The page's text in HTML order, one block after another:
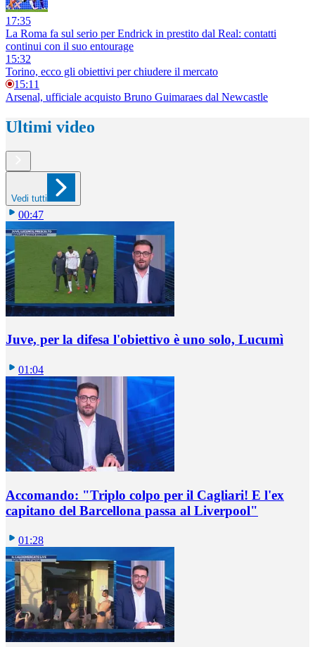
17:35
La Roma fa sul serio per Endrick in prestito dal Real: contatti
continui con il suo entourage
15:32
Torino, ecco gli obiettivi per chiudere il mercato
15:11
Arsenal, ufficiale acquisto Bruno Guimaraes dal Newcastle
Ultimi video
Vedi tutti
00:47
Juve, per la difesa l'obiettivo è uno solo, Lucumì
01:04
Accomando: "Triplo colpo per il Cagliari! E l'ex
capitano del Barcellona passa al Liverpool"
01:28